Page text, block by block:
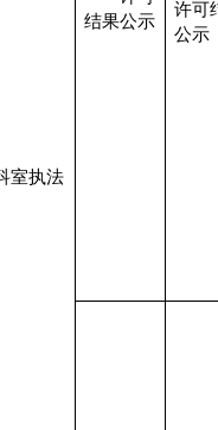
室执法
结果公示
许可
公示